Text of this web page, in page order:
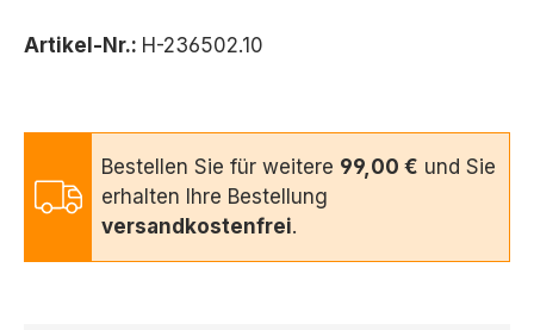
Artikel-Nr.: H-236502.10
Bestellen Sie für weitere 99,00 € und Sie
erhalten Ihre Bestellung
versandkostenfrei.